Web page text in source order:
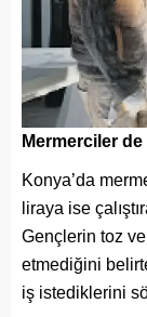
Mermerciler de
Konya’da
liraya ise
Gençlerin toz ve
etmediğini
iş istediklerini